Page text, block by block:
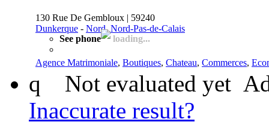
130 Rue De Gembloux | 59240
Dunkerque - Nord, Nord-Pas-de-Calais
See phone
loading...
Agence Matrimoniale, Boutiques, Chateau, Commerces,
q Not evaluated yet
Inaccurate result?